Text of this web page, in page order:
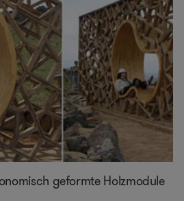
geformte Holzmodule